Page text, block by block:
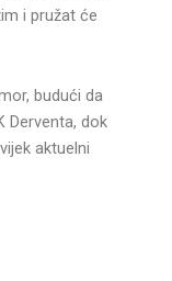
i pružat će
budući da
Derventa, dok
aktuelni